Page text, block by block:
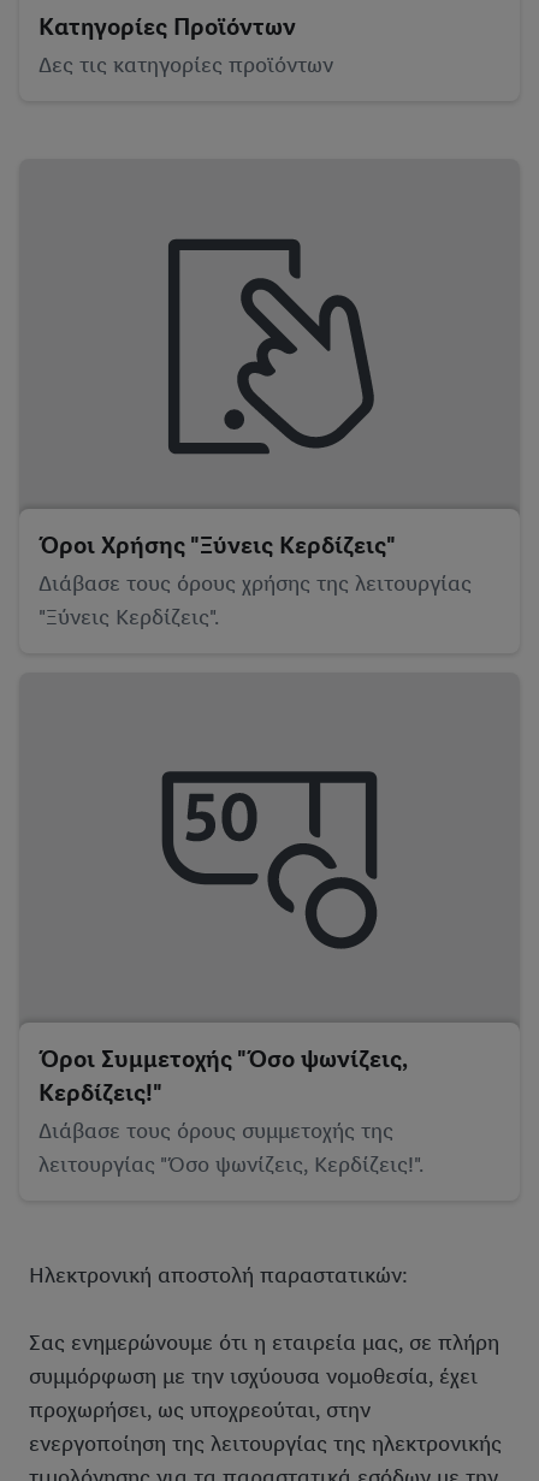
Κατηγορίες Προϊόντων
Δες τις κατηγορίες προϊόντων
Όροι Χρήσης "Ξύνεις Κερδίζεις"
Διάβασε τους όρους χρήσης της λειτουργίας
"Ξύνεις Κερδίζεις".
Όροι Συμμετοχής "Όσο ψωνίζεις,
Κερδίζεις!"
Διάβασε τους όρους συμμετοχής της
λειτουργίας "Όσο ψωνίζεις, Κερδίζεις!".
Ηλεκτρονική αποστολή παραστατικών:
Σας ενημερώνουμε ότι η εταιρεία μας, σε πλήρη
συμμόρφωση με την ισχύουσα νομοθεσία, έχει
προχωρήσει, ως υποχρεούται, στην
ενεργοποίηση της λειτουργίας της ηλεκτρονικής